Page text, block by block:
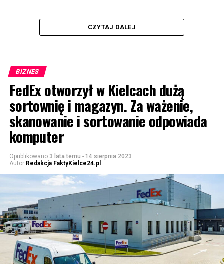
CZYTAJ DALEJ
BIZNES
FedEx otworzył w Kielcach dużą
sortownię i magazyn. Za ważenie,
skanowanie i sortowanie odpowiada
komputer
Opublikowano 3 lata temu - 14 sierpnia 2023
Autor Redakcja FaktyKielce24.pl